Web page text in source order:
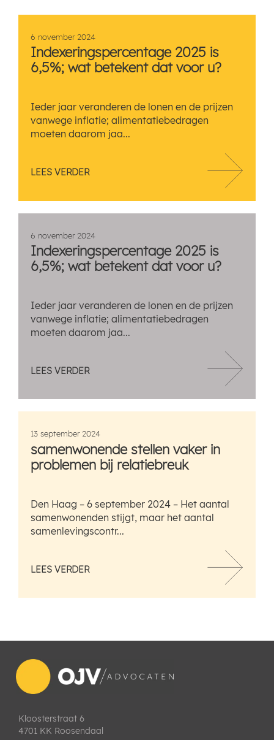
6 november 2024
Indexeringspercentage 2025 is
6,5%; wat betekent dat voor u?
Ieder jaar veranderen de lonen en de prijzen
vanwege inflatie; alimentatiebedragen
moeten daarom jaa...
LEES VERDER
6 november 2024
Indexeringspercentage 2025 is
6,5%; wat betekent dat voor u?
Ieder jaar veranderen de lonen en de prijzen
vanwege inflatie; alimentatiebedragen
moeten daarom jaa...
LEES VERDER
13 september 2024
samenwonende stellen vaker in
problemen bij relatiebreuk
Den Haag – 6 september 2024 – Het aantal
samenwonenden stijgt, maar het aantal
samenlevingscontr...
LEES VERDER
Kloosterstraat 6
4701 KK Roosendaal